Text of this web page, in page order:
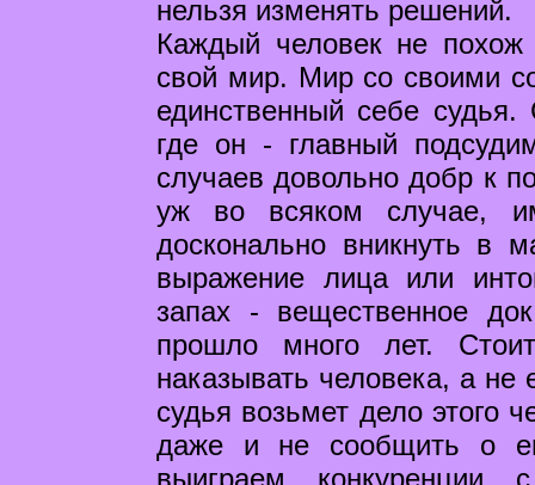
нельзя изменять решений.
Каждый человек не
свой мир. Мир со своими
единственный себе
где он - главный
случаев довольно добр к
уж во всяком случае,
досконально вникнуть в
выражение лица или
запах - вещественное
прошло много лет.
наказывать человека, а не
судья возьмет дело этого
даже и не сообщить о
выиграем конкуренции